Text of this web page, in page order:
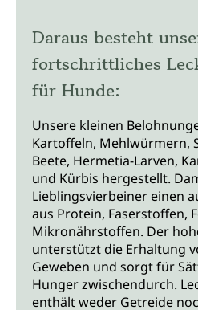
Daraus besteht
fortschrittliches
für Hunde:
Unsere kleinen
Kartoffeln, Mehlwürmern,
Beete, Hermetia-Larven,
und Kürbis hergestellt.
Lieblingsvierbeiner einen
aus Protein, Faserstoffen,
Mikronährstoffen. Der
unterstützt die Erhaltung
Geweben und sorgt für
Hunger zwischendurch.
enthält weder Getreide